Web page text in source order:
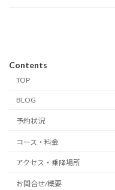
Contents
TOP
BLOG
予約状況
コース・料金
アクセス・乗降場所
お問合せ/概要